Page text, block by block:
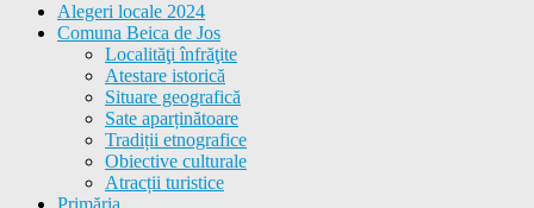
Alegeri locale 2024
Comuna Beica de Jos
Localităţi înfrăţite
Atestare istorică
Situare geografică
Sate aparținătoare
Tradiții etnografice
Obiective culturale
Atracții turistice